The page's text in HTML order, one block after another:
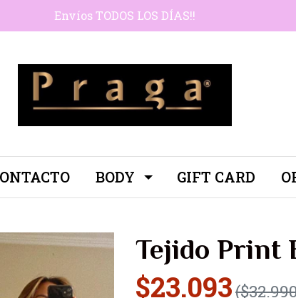
Envíos TODOS LOS DÍAS!!
BODY GIFT CARD
Tejido Print
$23.093